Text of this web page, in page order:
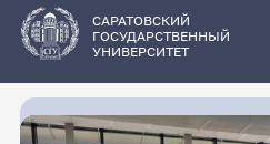
основному
содержанию
САРАТОВСКИЙ
ГОСУДАРСТВЕННЫЙ
УНИВЕРСИТЕТ